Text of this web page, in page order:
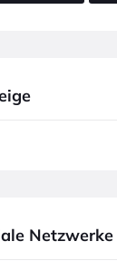
Netzwerke